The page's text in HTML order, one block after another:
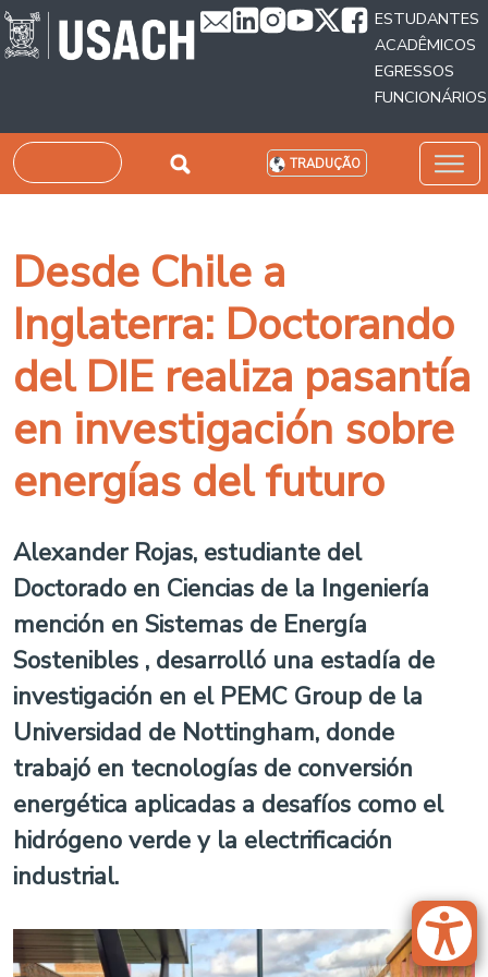
Passar para o conteúdo principal
ESTUDANTES
ACADÊMICOS
EGRESSOS
FUNCIONÁRIOS
Pesquisar TRADUÇÃO
Desde Chile a
Inglaterra: Doctorando
del DIE realiza pasantía
en investigación sobre
energías del futuro
Alexander Rojas, estudiante del
Doctorado en Ciencias de la Ingeniería
mención en Sistemas de Energía
Sostenibles , desarrolló una estadía de
investigación en el PEMC Group de la
Universidad de Nottingham, donde
trabajó en tecnologías de conversión
energética aplicadas a desafíos como el
hidrógeno verde y la electrificación
industrial.